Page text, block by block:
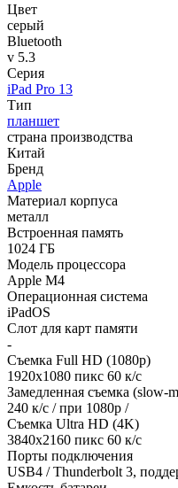
Цвет
серый
Bluetooth
v 5.3
Серия
iPad Pro 13
Тип
планшет
страна производства
Китай
Бренд
Apple
Материал корпуса
металл
Встроенная память
1024 ГБ
Модель процессора
Apple M4
Операционная система
iPadOS
Слот для карт памяти
-
Съемка Full HD (1080p)
1920х1080 пикс 60 к/с
Замедленная съемка (slow-
240 к/с / при 1080р /
Съемка Ultra HD (4K)
3840х2160 пикс 60 к/с
Порты подключения
USB4 / Thunderbolt 3,